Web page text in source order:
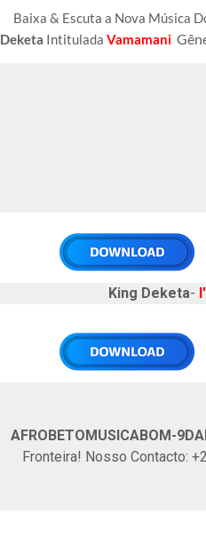
Baixa & Escuta a Nova Música
Deketa Intitulada Vamamani
King Deketa-
AFROBETOMUSICABOM-
Fronteira! Nosso Contacto: